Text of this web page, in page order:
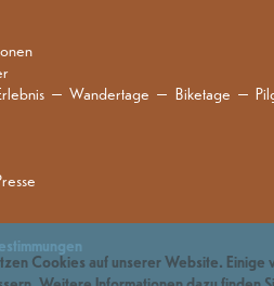
Cookies auf unserer Website. Einige
Wandertage Biketage